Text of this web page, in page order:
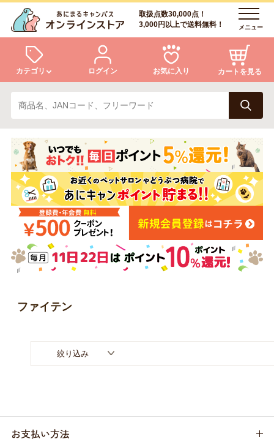
取扱点数30,000点！
3,000円以上で送料無料！
メニュー
カテゴリ
犬 猫
小動物・鳥 アクア・爬虫類・昆虫
ドッグフード キャットフード
美容・ケア用品 服・おさんぽ用品
日用品（デイリー）
ログイン お気に入り カートを見る
ログイン
会員登録
あにまるキャンパスについて
アフターサービス
商品リクエスト
お問い合わせ
ファイテン
絞り込み
お支払い方法